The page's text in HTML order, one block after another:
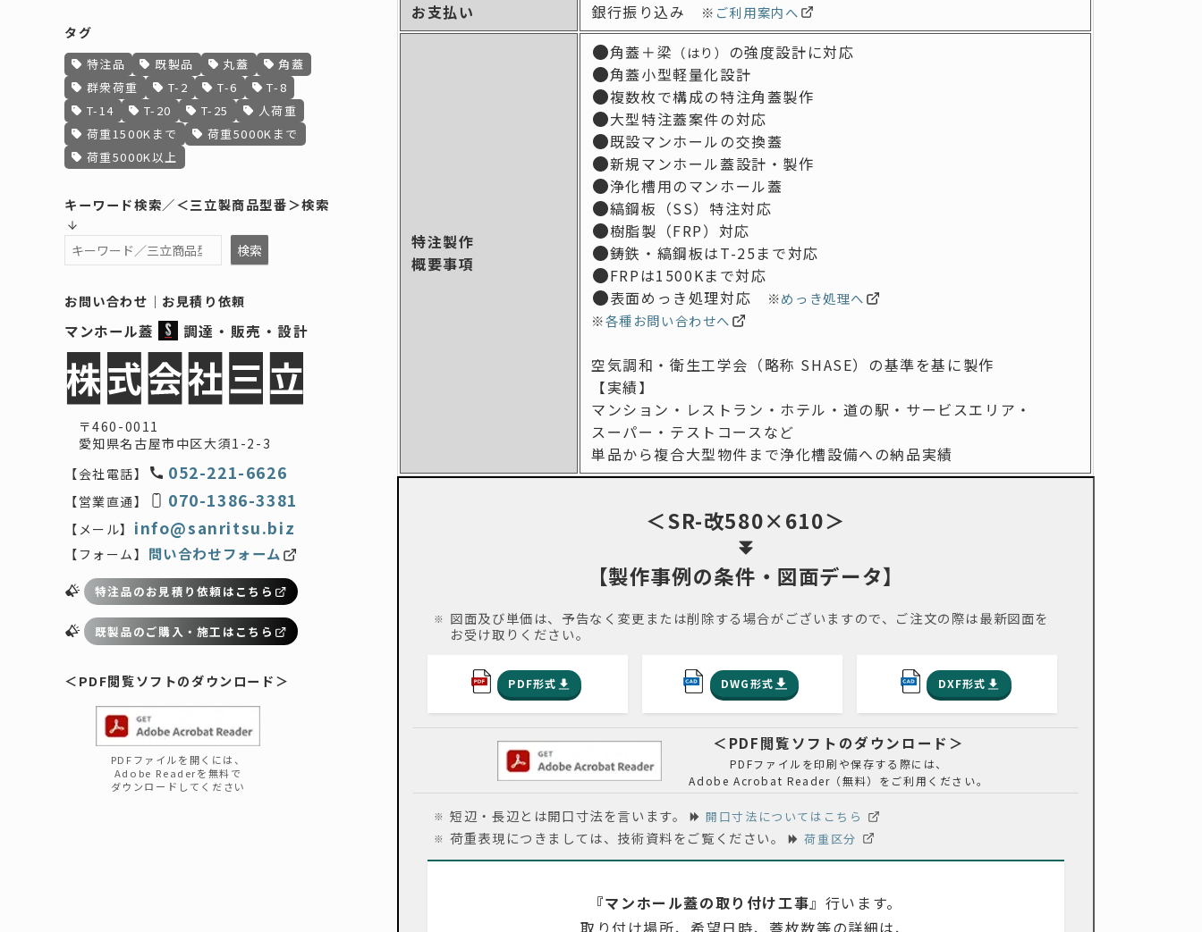
お支払い
銀行振り込み ※ ご利用案内へ
特注製作
概要事項
角蓋＋梁 （はり） の強度設計に対応
角蓋小型軽量化設計
複数枚で構成の特注角蓋製作
大型特注蓋案件の対応
既設マンホールの交換蓋
新規マンホール蓋設計・製作
浄化槽用のマンホール蓋
縞鋼板（SS）特注対応
樹脂製（FRP）対応
鋳鉄・縞鋼板はT-25まで対応
FRPは1500Kまで対応
表面めっき処理対応
※めっき処理へ
※各種お問い合わせへ
空気調和・衛生工学会 （略称 SHASE）の基準を基に製作
【実績】
マンション・レストラン・ホテル・ 道の駅・サービスエリア・
スーパー・テストコースなど
単品から複合大型物件まで浄化槽設備への納品実績
＜SR-改580×610＞
【製作事例の条件・図面データ】
図面及び単価は、予告なく変更または削除する場合がございますので、ご注文の際は最新図面を
お受け取りください。
PDF形式 DWG形式 DXF形式
＜PDF閲覧ソフトのダウンロード＞
PDFファイルを印刷や保存する際には、
Adobe Acrobat Reader（無料）をご利用ください。
短辺・長辺とは開口寸法を言います。 開口寸法についてはこちら
荷重表現につきましては、技術資料をご覧ください。 荷重区分
『マンホール蓋の取り付け工事』行います。
取り付け場所、希望日時、 蓋枚数等の詳細は、
タグ
特注品 既製品 丸蓋
角蓋
群衆荷重
T-2 T-6
T-8
T-14
T-20 T-25
人荷重
荷重1500Kまで
荷重5000Kまで
荷重5000K以上
キーワード検索／＜三立製商品型番＞検索
検索 検索
お問い合わせ ｜ お見積り依頼
マンホール蓋 調達・販売・設計
〒460-0011
愛知県名古屋市中区大須1-2-3
【会社電話】
052-221-6626
【営業直通】 070-1386-3381
【メール】 info@sanritsu.biz
【フォーム】 問い合わせフォーム
特注品のお見積り依頼はこちら
既製品のご購入・施工はこちら
＜PDF閲覧ソフトのダウンロード＞
PDFファイルを開くには、
Adobe Readerを無料で
ダウンロードしてください